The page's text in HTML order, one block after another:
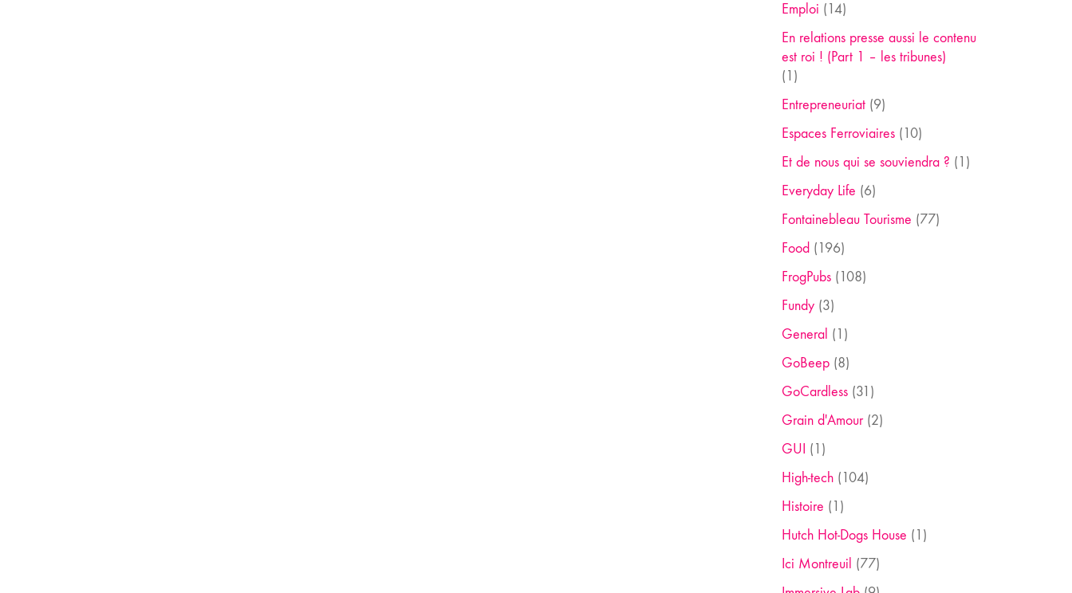
Emploi (14)
En relations presse aussi le contenu
est roi ! (Part 1 – les tribunes)
(1)
Entrepreneuriat(9)
Espaces Ferroviaires(10)
Et de nous qui se souviendra ? (1)
Everyday Life (6)
Fontainebleau Tourisme (77)
Food (196)
FrogPubs(108)
Fundy(3)
General (1)
GoBeep(8)
GoCardless(31)
Grain d'Amour(2)
GUI (1)
High-tech(104)
Histoire (1)
Hutch Hot-Dogs House (1)
Ici Montreuil (77)